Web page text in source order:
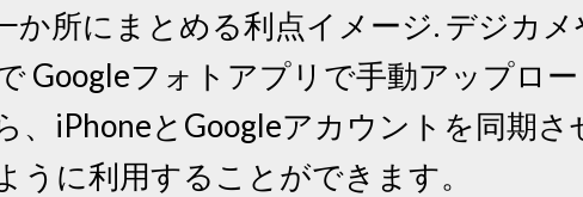
か所にまとめる利点イメージ. デジカメ
Googleフォトアプリで手動アップロ
、iPhoneとGoogleアカウントを同期
うに利用することができます。